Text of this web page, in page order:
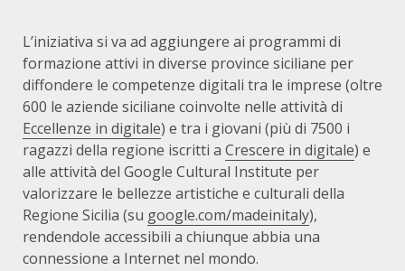
L’iniziativa si va ad aggiungere ai programmi di
formazione attivi in diverse province siciliane per
diffondere le competenze digitali tra le imprese (oltre
600 le aziende siciliane coinvolte nelle attività di
Eccellenze in digitale) e tra i giovani (più di 7500 i
ragazzi della regione iscritti a Crescere in digitale) e
alle attività del Google Cultural Institute per
valorizzare le bellezze artistiche e culturali della
Regione Sicilia (su google.com/madeinitaly),
rendendole accessibili a chiunque abbia una
connessione a Internet nel mondo.